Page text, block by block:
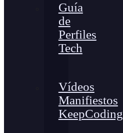
Guía
de
Perfiles
Tech
Vídeos
Manifiestos
KeepCoding